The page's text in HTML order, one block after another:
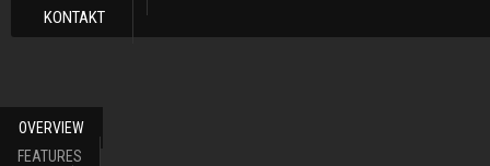
KONTAKT
OVERVIEW
FEATURES